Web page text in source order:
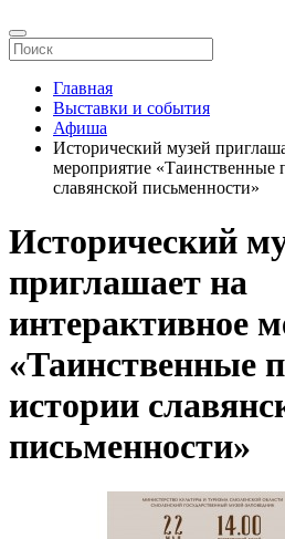
Главная
Выставки и события
Афиша
Исторический музей
мероприятие «Таинственные
славянской письменности»
Исторический
приглашает на
интерактивное
«Таинственные
истории
письменности»